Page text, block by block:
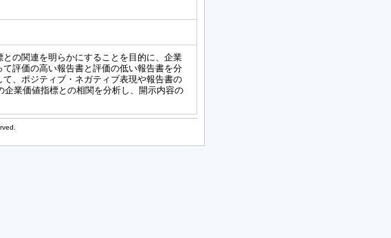
の関連を明らかにすることを目的に、企業
評価の高い報告書と評価の低い報告書を分
、ポジティブ・ネガティブ表現や報告書の
業価値指標との相関を分析し、開示内容の